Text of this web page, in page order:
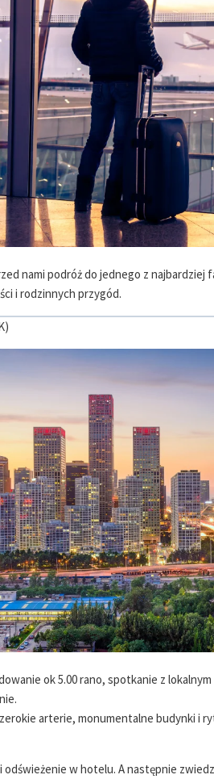
nami podróż do jednego z najbardziej
i rodzinnych przygód.
ok 5.00 rano, spotkanie z
arterie, monumentalne budynki i
odświeżenie w hotelu. A następnie